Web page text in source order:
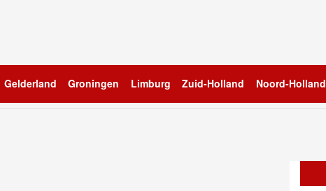
Gelderland Groningen Limburg Zuid-Holland Noord-Holland